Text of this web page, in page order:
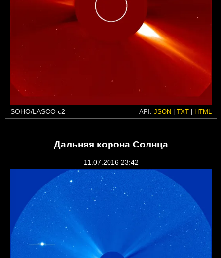
SOHO/LASCO c2 API: JSON | TXT | HTML
Дальняя корона Солнца
11.07.2016 23:42